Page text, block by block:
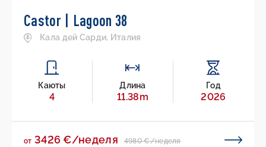
Castor | Lagoon 38
Кала дей Сарди, Италия
Каюты
4
Длина
11.38m
Год
2026
от 3426 €/неделя 4980 €/неделя